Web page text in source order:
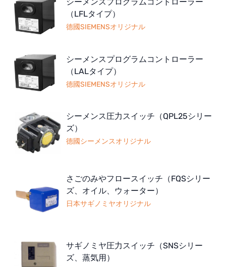
（LFLタイプ）
德國SIEMENSオリジナル
シーメンスプログラムコントローラー
（LALタイプ）
德國SIEMENSオリジナル
シーメンス圧力スイッチ（QPL25シリー
ズ）
德國シーメンスオリジナル
さごのみやフロースイッチ（FQSシリー
ズ、オイル、ウォーター）
日本サギノミヤオリジナル
サギノミヤ圧力スイッチ（SNSシリー
ズ、蒸気用）